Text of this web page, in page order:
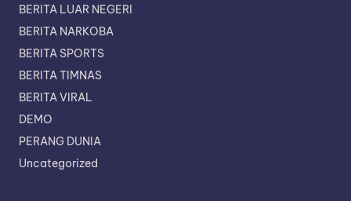
BERITA LUAR NEGERI
BERITA NARKOBA
BERITA SPORTS
BERITA TIMNAS
BERITA VIRAL
DEMO
PERANG DUNIA
Uncategorized